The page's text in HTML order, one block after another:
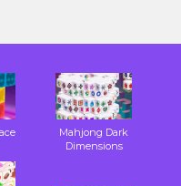
Mahjong Dark
Dimensions